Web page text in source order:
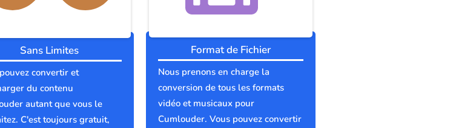
Sans Limites
convertir et
du contenu
autant que vous le
C'est toujours gratuit,
Format de Fichier
Nous prenons en charge la
conversion de tous les formats
vidéo et musicaux pour
Cumlouder. Vous pouvez convertir